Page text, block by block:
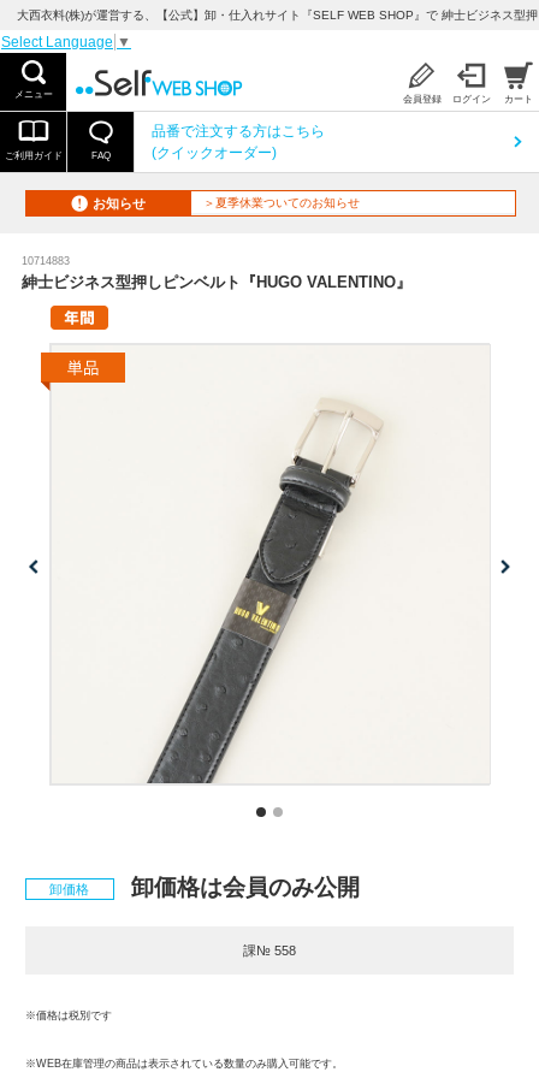
大西衣料(株)が運営する、【公式】卸・仕入れサイト『SELF WEB SHOP』で 紳士ビジネス型
Select Language ▼
メニュー 会員登録 ログイン カート
ご利用ガイド FAQ
品番で注文する方はこちら
(クイックオーダー)
お知らせ ＞夏季休業ついてのお知らせ
10714883
紳士ビジネス型押しピンベルト『HUGO VALENTINO』
卸価格 卸価格は会員のみ公開
課№ 558
※価格は税別です
※WEB在庫管理の商品は表示されている数量のみ購入可能です。